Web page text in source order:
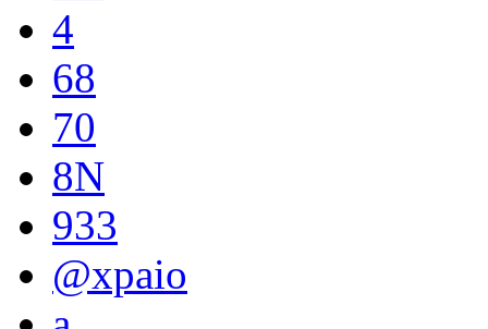
4
68
70
8N
933
@xpaio